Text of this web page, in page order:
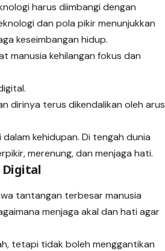
harus diimbangi dengan
dan pola pikir menunjukkan
keseimbangan hidup.
manusia kehilangan fokus dan
dirinya terus dikendalikan oleh arus
kehidupan. Di tengah dunia
merenung, dan menjaga hati.
Digital
tantangan terbesar manusia
menjaga akal dan hati agar
tetapi tidak boleh menggantikan